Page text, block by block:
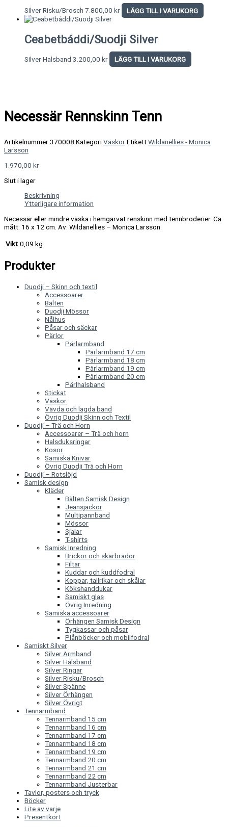
Silver Risku/Brosch 7.800,00 kr LÄGG TILL I VARUKORG
Ceabetbáddi/Suodji Silver
Silver Halsband 3.200,00 kr LÄGG TILL I VARUKORG
Necessär Rennskinn Tenn
Artikelnummer370008 KategoriVäskorEtikettWildanellies - Monica
Larsson
1.970,00 kr
Slut i lager
Beskrivning
Ytterligare information
Necessär eller mindre väska i hemgarvat renskinn med tennbroderier. Ca
mått: 16 x 12 cm. Av: Wildanellies – Monica Larsson.
Vikt 0,09 kg
Produkter
Duodji – Skinn och textil
Accessoarer
Bälten
Duodji Mössor
Nålhus
Påsar och säckar
Pärlor
Pärlarmband
Pärlarmband 17 cm
Pärlarmband 18 cm
Pärlarmband 19 cm
Pärlarmband 20 cm
Pärlhalsband
Stickat
Väskor
Vävda och lagda band
Övrig Duodji Skinn och Textil
Duodji – Trä och Horn
Accessoarer – Trä och horn
Halsduksringar
Kosor
Samiska Knivar
Övrig Duodji Trä och Horn
Duodji – Rotslöjd
Samisk design
Kläder
Bälten Samisk Design
Jeansjackor
Multipannband
Mössor
Sjalar
T-shirts
Samisk Inredning
Brickor och skärbrädor
Filtar
Kuddar och kuddfodral
Koppar, tallrikar och skålar
Kökshanddukar
Samiskt glas
Övrig Inredning
Samiska accessoarer
Örhängen Samisk Design
Tygkassar och påsar
Plånböcker och mobilfodral
Samiskt Silver
Silver Armband
Silver Halsband
Silver Ringar
Silver Risku/Brosch
Silver Spänne
Silver Örhängen
Silver Övrigt
Tennarmband
Tennarmband 15 cm
Tennarmband 16 cm
Tennarmband 17 cm
Tennarmband 18 cm
Tennarmband 19 cm
Tennarmband 20 cm
Tennarmband 21 cm
Tennarmband 22 cm
Tennarmband Justerbar
Tavlor, posters och tryck
Böcker
Lite av varje
Presentkort